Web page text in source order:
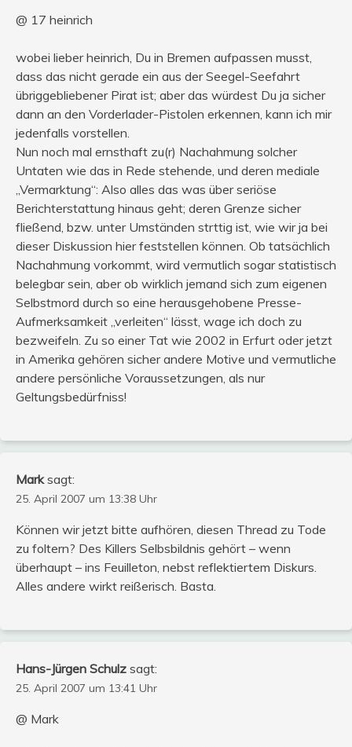
@ 17 heinrich
wobei lieber heinrich, Du in Bremen aufpassen musst,
dass das nicht gerade ein aus der Seegel-Seefahrt
übriggebliebener Pirat ist; aber das würdest Du ja sicher
dann an den Vorderlader-Pistolen erkennen, kann ich mir
jedenfalls vorstellen.
Nun noch mal ernsthaft zu(r) Nachahmung solcher
Untaten wie das in Rede stehende, und deren mediale
„Vermarktung“: Also alles das was über seriöse
Berichterstattung hinaus geht; deren Grenze sicher
fließend, bzw. unter Umständen strttig ist, wie wir ja bei
dieser Diskussion hier feststellen können. Ob tatsächlich
Nachahmung vorkommt, wird vermutlich sogar statistisch
belegbar sein, aber ob wirklich jemand sich zum eigenen
Selbstmord durch so eine herausgehobene Presse-
Aufmerksamkeit „verleiten“ lässt, wage ich doch zu
bezweifeln. Zu so einer Tat wie 2002 in Erfurt oder jetzt
in Amerika gehören sicher andere Motive und vermutliche
andere persönliche Voraussetzungen, als nur
Geltungsbedürfniss!
Mark sagt:
25. April 2007 um 13:38 Uhr
Können wir jetzt bitte aufhören, diesen Thread zu Tode
zu foltern? Des Killers Selbsbildnis gehört – wenn
überhaupt – ins Feuilleton, nebst reflektiertem Diskurs.
Alles andere wirkt reißerisch. Basta.
Hans-Jürgen Schulz sagt:
25. April 2007 um 13:41 Uhr
@ Mark